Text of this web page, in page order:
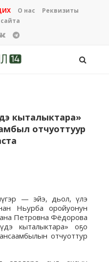
О нас
Реквизиты
кыталыктара»
отчуоттуур
— эйэ, дьол, үлэ
Ньурба оройуонун
Петровна Фёдорова
кыталыктара» оҕо
отчуоттур